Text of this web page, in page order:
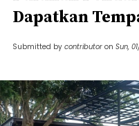
Dapatkan
Submitted by contributor on Sun,